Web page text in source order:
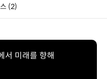
(2)
서 미래를 향해